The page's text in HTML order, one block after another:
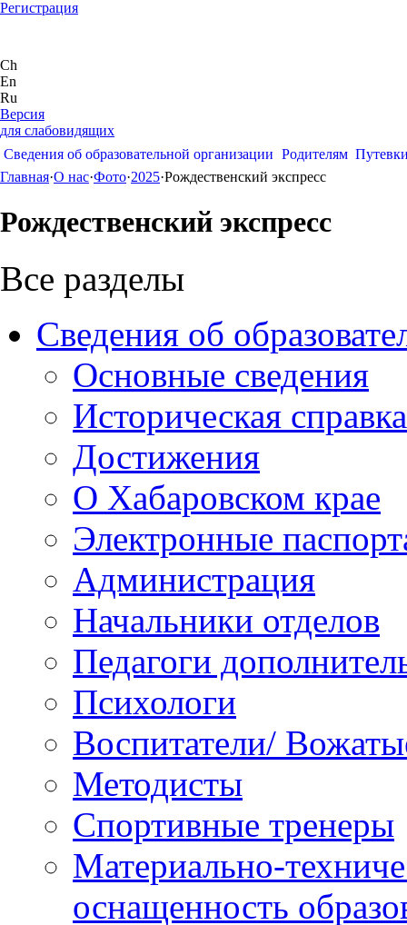
Регистрация
Ch
En
Ru
Версия
для слабовидящих
Сведения об образовательной организации Родителям
Главная·О нас·Фото·2025·Рождественский экспресс
Рождественский экспресс
Все разделы
Сведения об
Основные сведения
Историческая справка
Достижения
О Хабаровском крае
Электронные
Администрация
Начальники отделов
Педагоги
Психологи
Воспитатели/
Методисты
Спортивные тренеры
Материально-
оснащенность